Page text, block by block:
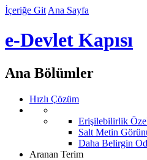
İçeriğe Git Ana Sayfa
e-Devlet Kapısı
Ana Bölümler
Hızlı Çözüm
Erişilebilirlik
Salt Metin
Daha Belirgin
Aranan Terim